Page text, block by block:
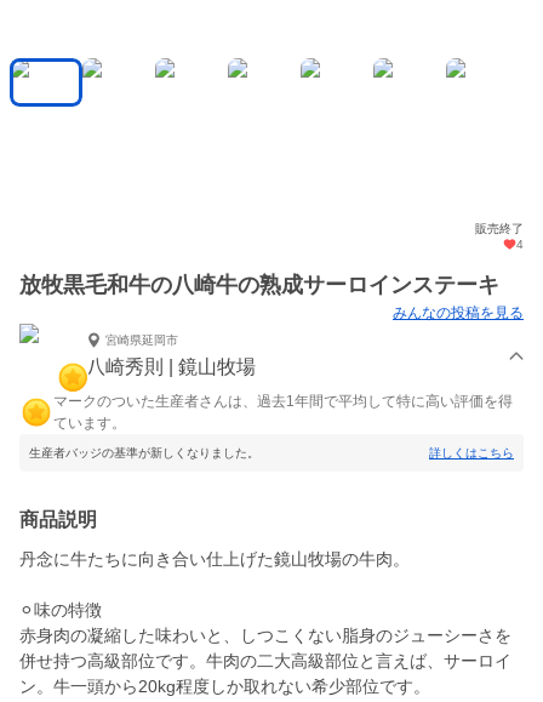
販売終了
4
放牧黒毛和牛の八崎牛の熟成サーロインステーキ
みんなの投稿を見る
宮崎県延岡市
八崎秀則 | 鏡山牧場
マークのついた生産者さんは、過去1年間で平均して特に高い評価を得
ています。
生産者バッジの基準が新しくなりました。 詳しくはこちら
商品説明
丹念に牛たちに向き合い仕上げた鏡山牧場の牛肉。
⚪︎味の特徴
赤身肉の凝縮した味わいと、しつこくない脂身のジューシーさを
併せ持つ高級部位です。牛肉の二大高級部位と言えば、サーロイ
ン。牛一頭から20kg程度しか取れない希少部位です。